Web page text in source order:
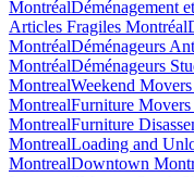
MontréalDéménagement
Articles Fragiles Montréal
MontréalDéménageurs
MontréalDéménageurs
MontrealWeekend
MontrealFurniture
MontrealFurniture
MontrealLoading and
MontrealDowntown